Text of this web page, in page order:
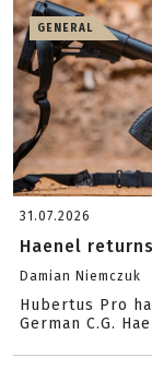
GENERAL
31.07.2026
Haenel
Damian Niemczuk
Hubertus Pro
German C.G.